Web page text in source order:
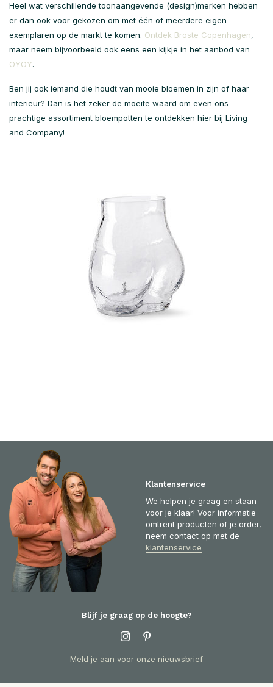
Heel wat verschillende toonaangevende (design)merken hebben
er dan ook voor gekozen om met één of meerdere eigen
exemplaren op de markt te komen. Ontdek Broste Copenhagen,
maar neem bijvoorbeeld ook eens een kijkje in het aanbod van
OYOY.
Ben jij ook iemand die houdt van mooie bloemen in zijn of haar
interieur? Dan is het zeker de moeite waard om even ons
prachtige assortiment bloempotten te ontdekken hier bij Living
and Company!
Klantenservice
We helpen je graag en staan
voor je klaar! Voor informatie
omtrent producten of je order,
neem contact op met de
klantenservice
Blijf je graag op de hoogte?
Meld je aan voor onze nieuwsbrief